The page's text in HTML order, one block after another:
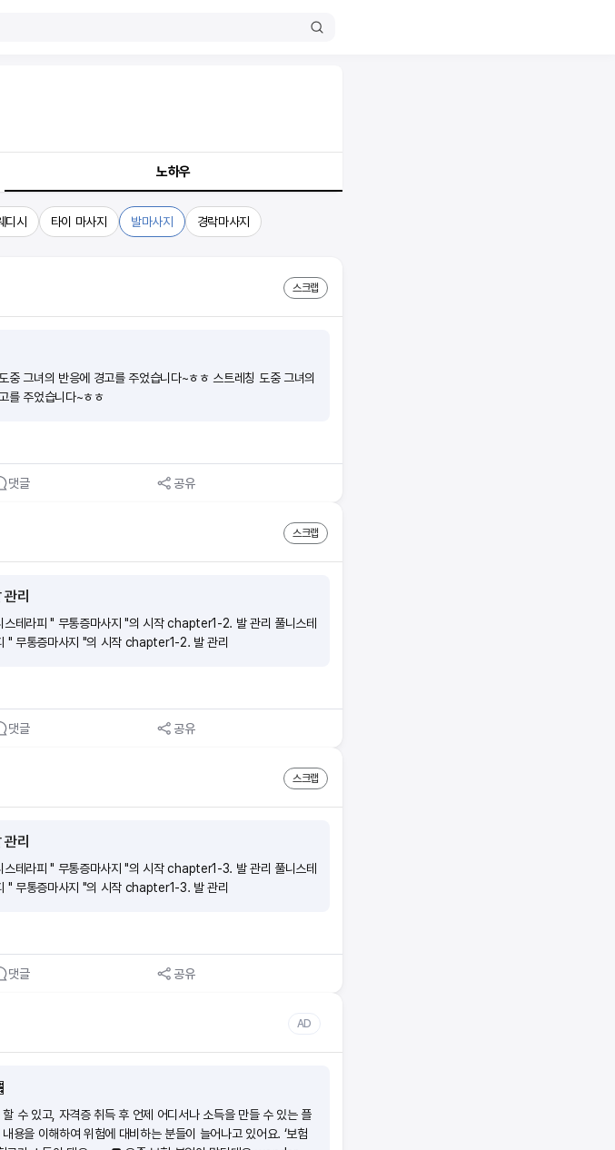
노하우
디시 타이 마사지 발마사지 경락마사지
스크랩
그녀의 반응에 경고를 주었습니다~ㅎㅎ 스트레칭 도중 그녀의
를 주었습니다~ㅎㅎ
댓글 공유
스크랩
리
테라피 " 무통증마사지 "의 시작 chapter1-2. 발 관리 풀니스테
" 무통증마사지 "의 시작 chapter1-2. 발 관리
댓글 공유
스크랩
리
테라피 " 무통증마사지 "의 시작 chapter1-3. 발 관리 풀니스테
" 무통증마사지 "의 시작 chapter1-3. 발 관리
댓글 공유
AD
수 있고, 자격증 취득 후 언제 어디서나 소득을 만들 수 있는 플
을 이해하여 위험에 대비하는 분들이 늘어나고 있어요. ‘보험